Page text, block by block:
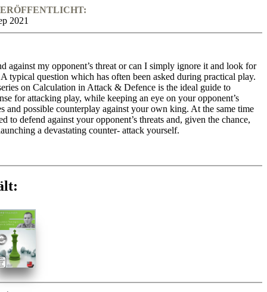
2021
against my opponent’s threat or can I simply ignore it and look for
typical question which has often been asked during practical play.
on Calculation in Attack & Defence is the ideal guide to
for attacking play, while keeping an eye on your opponent’s
and possible counterplay against your own king. At the same time
to defend against your opponent’s threats and, given the chance,
a devastating counter- attack yourself.
as we will go through the thought process step by step and
are not as good. All the examples are from games played
your tactical abilities and develop your sense for the
2x7 hours (English)
including video feedback
ChessBase apps - Practice attacking & defending against Fritz